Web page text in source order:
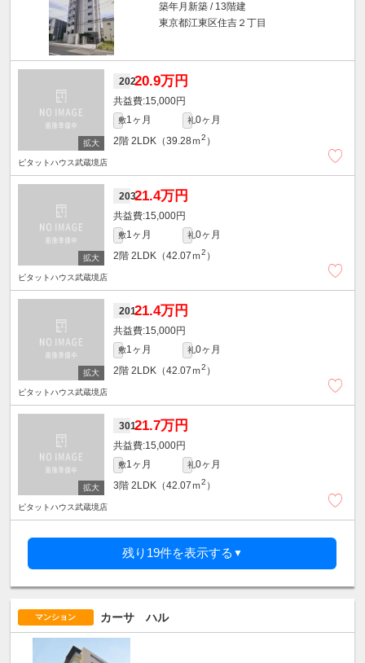
築年月新築 / 13階建
東京都江東区住吉２丁目
20220.9万円
15,000円
敷1ヶ月 礼0ヶ月
2階 2LDK（39.28ｍ2 ）
ピタットハウス武蔵境店
20321.4万円
15,000円
敷1ヶ月 礼0ヶ月
2階 2LDK（42.07ｍ2 ）
ピタットハウス武蔵境店
20121.4万円
15,000円
敷1ヶ月 礼0ヶ月
2階 2LDK（42.07ｍ2 ）
ピタットハウス武蔵境店
30121.7万円
15,000円
敷1ヶ月 礼0ヶ月
3階 2LDK（42.07ｍ2 ）
ピタットハウス武蔵境店
残り19件を表示する ▼
マンション カーサ ハル